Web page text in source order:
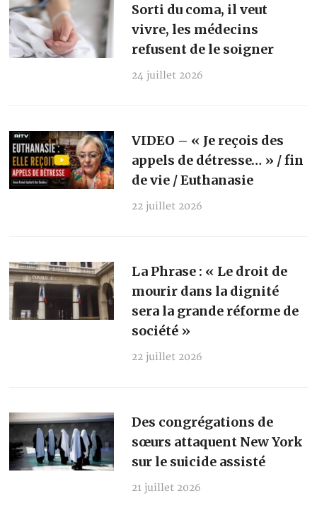
Sorti du coma, il veut
vivre, les médecins
refusent de le soigner
24 juillet 2026
VIDEO – « Je reçois des
appels de détresse… » / fin
de vie / Euthanasie
22 juillet 2026
La Phrase : « Le droit de
mourir dans la dignité
sera la grande réforme de
société »
22 juillet 2026
Des congrégations de
sœurs attaquent New York
sur le suicide assisté
21 juillet 2026